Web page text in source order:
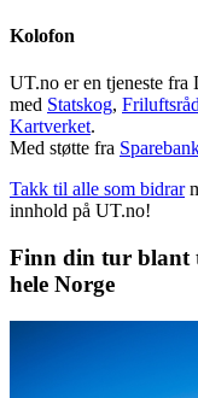
Kolofon
UT.no er en tjeneste fra
med Statskog,
Kartverket.
Med støtte fra
Takk til alle som bidrar
innhold på UT.no!
Finn din tur blant
hele Norge